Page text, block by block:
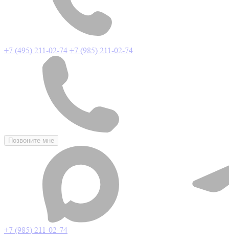
+7 (495) 211-02-74 +7 (985) 211-02-74
Позвоните мне
+7 (985) 211-02-74